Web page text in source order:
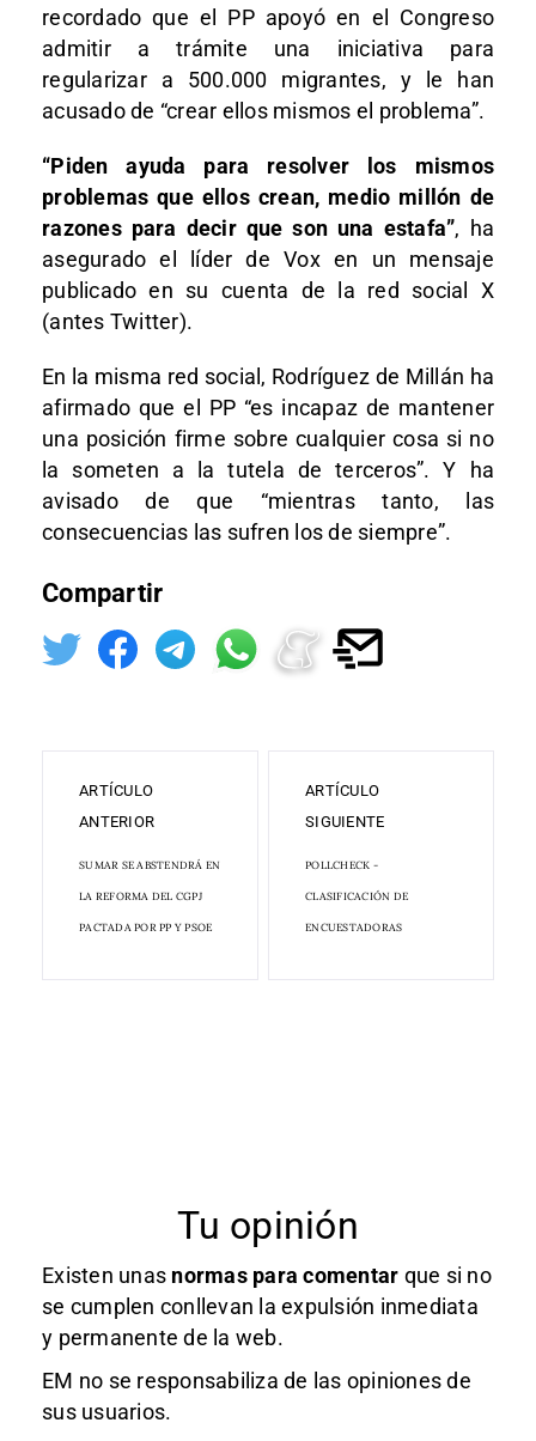
recordado que el PP apoyó en el Congreso
admitir a trámite una iniciativa para
regularizar a 500.000 migrantes, y le han
acusado de “crear ellos mismos el problema”.
“Piden ayuda para resolver los mismos
problemas que ellos crean, medio millón de
razones para decir que son una estafa”, ha
asegurado el líder de Vox en un mensaje
publicado en su cuenta de la red social X
(antes Twitter).
En la misma red social, Rodríguez de Millán ha
afirmado que el PP “es incapaz de mantener
una posición firme sobre cualquier cosa si no
la someten a la tutela de terceros”. Y ha
avisado de que “mientras tanto, las
consecuencias las sufren los de siempre”.
Compartir
ARTÍCULO
ANTERIOR
SUMAR SE ABSTENDRÁ EN
LA REFORMA DEL CGPJ
PACTADA POR PP Y PSOE
ARTÍCULO
SIGUIENTE
POLLCHECK -
CLASIFICACIÓN DE
ENCUESTADORAS
Tu opinión
Existen unas normas para comentar que si no
se cumplen conllevan la expulsión inmediata
y permanente de la web.
EM no se responsabiliza de las opiniones de
sus usuarios.